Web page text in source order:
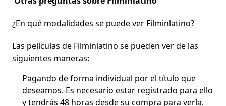
¿En qué modalidades se puede ver Filminlatino?
Las películas de Filminlatino se pueden ver de las
siguientes maneras:
Pagando de forma individual por el título que
deseamos. Es necesario estar registrado para ello
y tendrás 48 horas desde su compra para verla.